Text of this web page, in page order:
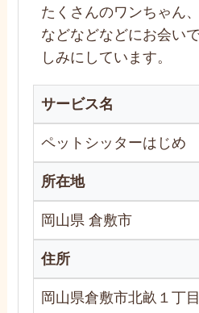
たくさんのワンちゃん
などなどなどにお会い
しみにしています。
サービス名
ペットシッターはじめ
所在地
岡山県 倉敷市
住所
岡山県倉敷市北畝１丁